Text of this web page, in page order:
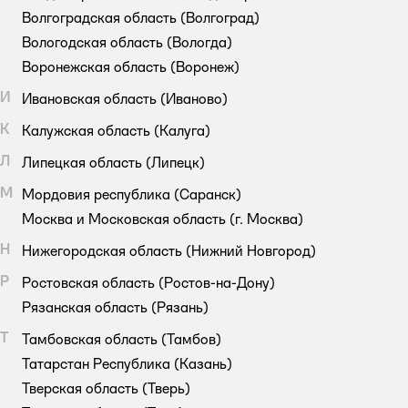
Волгоградская область (Волгоград)
Вологодская область (Вологда)
Воронежская область (Воронеж)
И
Ивановская область (Иваново)
К
Калужская область (Калуга)
Л
Липецкая область (Липецк)
М
Мордовия республика (Саранск)
Москва и Московская область (г. Москва)
Н
Нижегородская область (Нижний Новгород)
Р
Ростовская область (Ростов-на-Дону)
Рязанская область (Рязань)
Т
Тамбовская область (Тамбов)
Татарстан Республика (Казань)
Тверская область (Тверь)